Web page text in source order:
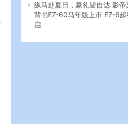
纵马赴夏日，豪礼皆自达 影帝
背书EZ-60马年版上市 EZ-6
启